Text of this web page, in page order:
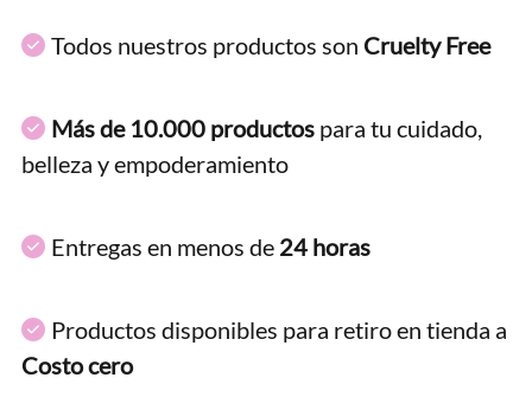
Todos nuestros productos son Cruelty Free
Más de 10.000 productos para tu cuidado,
belleza y empoderamiento
Entregas en menos de 24 horas
Productos disponibles para retiro en tienda a
Costo cero